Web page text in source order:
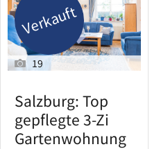
Verkauft
19
Salzburg: Top
gepflegte 3-Zi
Gartenwohnung